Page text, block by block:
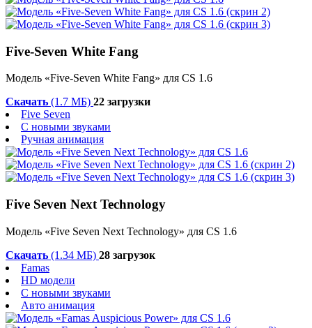
Five-Seven White Fang
Модель «Five-Seven White Fang» для CS 1.6
Скачать (1.7 МБ) 22 загрузки
Five Seven
С новыми звуками
Ручная анимация
Five Seven Next Technology
Модель «Five Seven Next Technology» для CS 1.6
Скачать (1.34 МБ) 28 загрузок
Famas
HD модели
С новыми звуками
Авто анимация